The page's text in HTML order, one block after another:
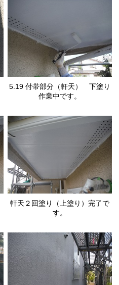
5.19 付帯部分（軒天） 下塗り
作業中です。
軒天２回塗り（上塗り）完了で
す。